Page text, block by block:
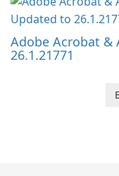
Adobe Acrobat &
26.1.21771